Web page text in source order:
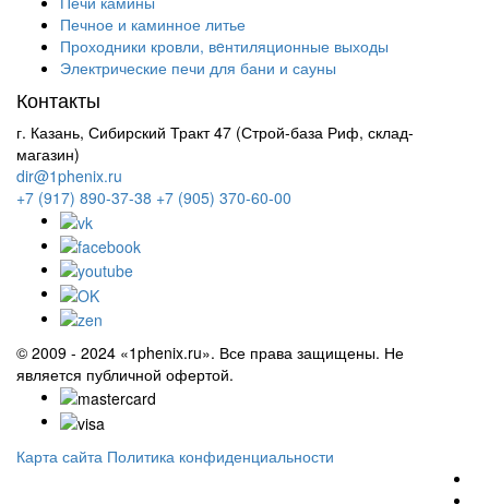
Печное и каминное литье
Проходники кровли, вeнтиляционные выходы
Электрические печи для бани и сауны
Контакты
г. Казань, Сибирский Тракт 47 (Строй-база Риф, склад-
магазин)
dir@1phenix.ru
+7 (917) 890-37-38 +7 (905) 370-60-00
© 2009 - 2024 «1phenix.ru». Все права защищены. Не
является публичной офертой.
Карта сайта Политика конфиденциальности